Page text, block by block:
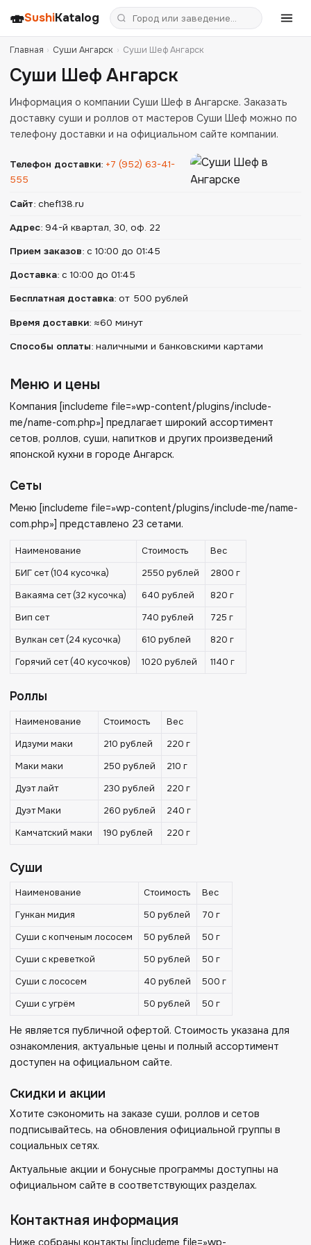
🍣SushiKatalog
Главная › Суши Ангарск › Суши Шеф Ангарск
Суши Шеф Ангарск
Информация о компании Суши Шеф в Ангарске. Заказать
доставку суши и роллов от мастеров Суши Шеф можно по
телефону доставки и на официальном сайте компании.
Телефон доставки: +7 (952) 63-41-
555
Сайт: chef138.ru
Адрес: 94-й квартал, 30, оф. 22
Прием заказов: с 10:00 до 01:45
Доставка: с 10:00 до 01:45
Бесплатная доставка: от 500 рублей
Время доставки: ≈60 минут
Способы оплаты: наличными и банковскими картами
Меню и цены
Компания [includeme file=»wp-content/plugins/include-
me/name-com.php»] предлагает широкий ассортимент
сетов, роллов, суши, напитков и других произведений
японской кухни в городе Ангарск.
Сеты
Меню [includeme file=»wp-content/plugins/include-me/name-
com.php»] представлено 23 сетами.
Наименование Стоимость
Вес
БИГ сет (104 кусочка)
2550 рублей
2800 г
Вакаяма сет (32 кусочка)
640 рублей
820 г
Вип сет
740 рублей
725 г
Вулкан сет (24 кусочка)
610 рублей
820 г
Горячий сет (40 кусочков)
1020 рублей 1140 г
Роллы
Наименование Стоимость
Вес
Идзуми маки
210 рублей
220 г
Маки маки
250 рублей
210 г
Дуэт лайт
230 рублей
220 г
Дуэт Маки
260 рублей
240 г
Камчатский маки
190 рублей 220 г
Суши
Наименование Стоимость
Вес
Гункан мидия
50 рублей
70 г
Суши с копченым лососем
50 рублей
50 г
Суши с креветкой
50 рублей
50 г
Суши с лососем
40 рублей
500 г
Суши с угрём
50 рублей 50 г
Не является публичной офертой. Стоимость указана для
ознакомления, актуальные цены и полный ассортимент
доступен на официальном сайте.
Скидки и акции
Хотите сэкономить на заказе суши, роллов и сетов
подписывайтесь, на обновления официальной группы в
социальных сетях.
Актуальные акции и бонусные программы доступны на
официальном сайте в соответствующих разделах.
Контактная информация
Ниже собраны контакты [includeme file=»wp-